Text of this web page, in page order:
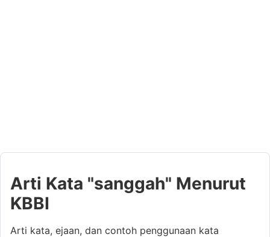
Arti Kata "sanggah" Menurut
KBBI
Arti kata, ejaan, dan contoh penggunaan kata